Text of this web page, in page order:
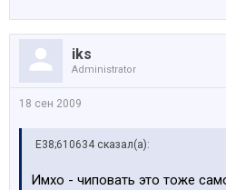
iks
Administrator
18 сен 2009
E38;610634 сказал(а):
Имхо - чиповать это тоже